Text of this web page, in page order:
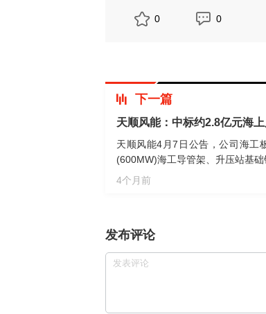
0 0
下一篇
天顺风能：中标约2.8亿元海
天顺风能4月7日公告，公司海工
(600MW)海工导管架、升压站基
源开发有限公司建设，二场址规
4个月前
发布评论